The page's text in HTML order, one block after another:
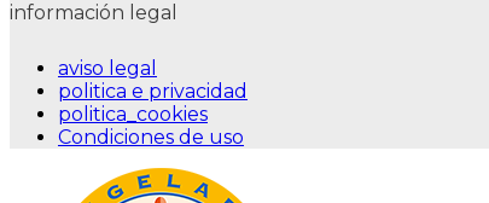
información legal
aviso legal
politica e privacidad
politica_cookies
Condiciones de uso